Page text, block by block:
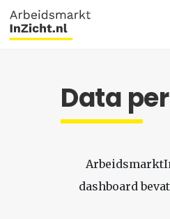
Data
dashboard